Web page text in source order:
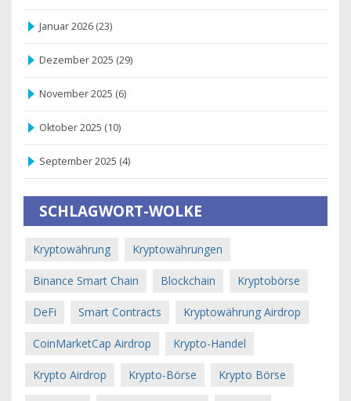
Januar 2026 (23)
Dezember 2025 (29)
November 2025 (6)
Oktober 2025 (10)
September 2025 (4)
SCHLAGWORT-WOLKE
Kryptowährung Kryptowährungen
Binance Smart Chain Blockchain Kryptobörse
DeFi Smart Contracts Kryptowährung Airdrop
CoinMarketCap Airdrop Krypto-Handel
Krypto Airdrop Krypto-Börse Krypto Börse